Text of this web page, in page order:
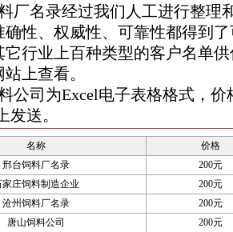
厂名录经过我们人工进行整理
确性、权威性、可靠性都得到
它行业上百种类型的客户名单
上查看。
公司为Excel电子表格格式，价
发送。
名称
价格
邢台饲料厂名录
200元
家庄饲料制造企业
200元
沧州饲料厂名录
200元
唐山饲料公司
200元